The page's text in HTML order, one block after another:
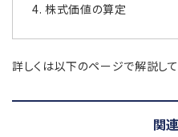
株式価値の算定
詳しくは以下のページで解説して
関